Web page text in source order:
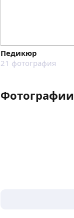
Педикюр
21 фотография
Фотографии